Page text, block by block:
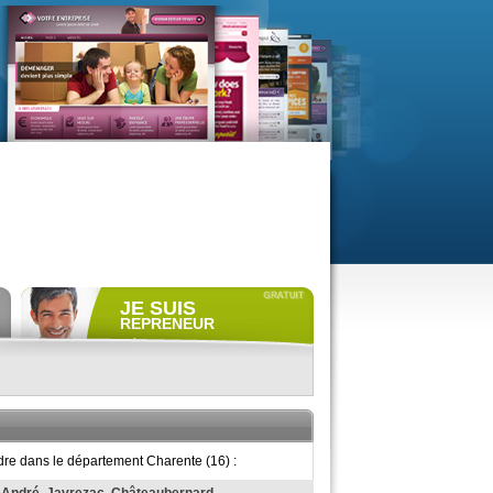
JE SUIS
REPRENEUR
Déposer gratuitementune
ACCÈS REPRENEUR
dans le département Charente (16) :